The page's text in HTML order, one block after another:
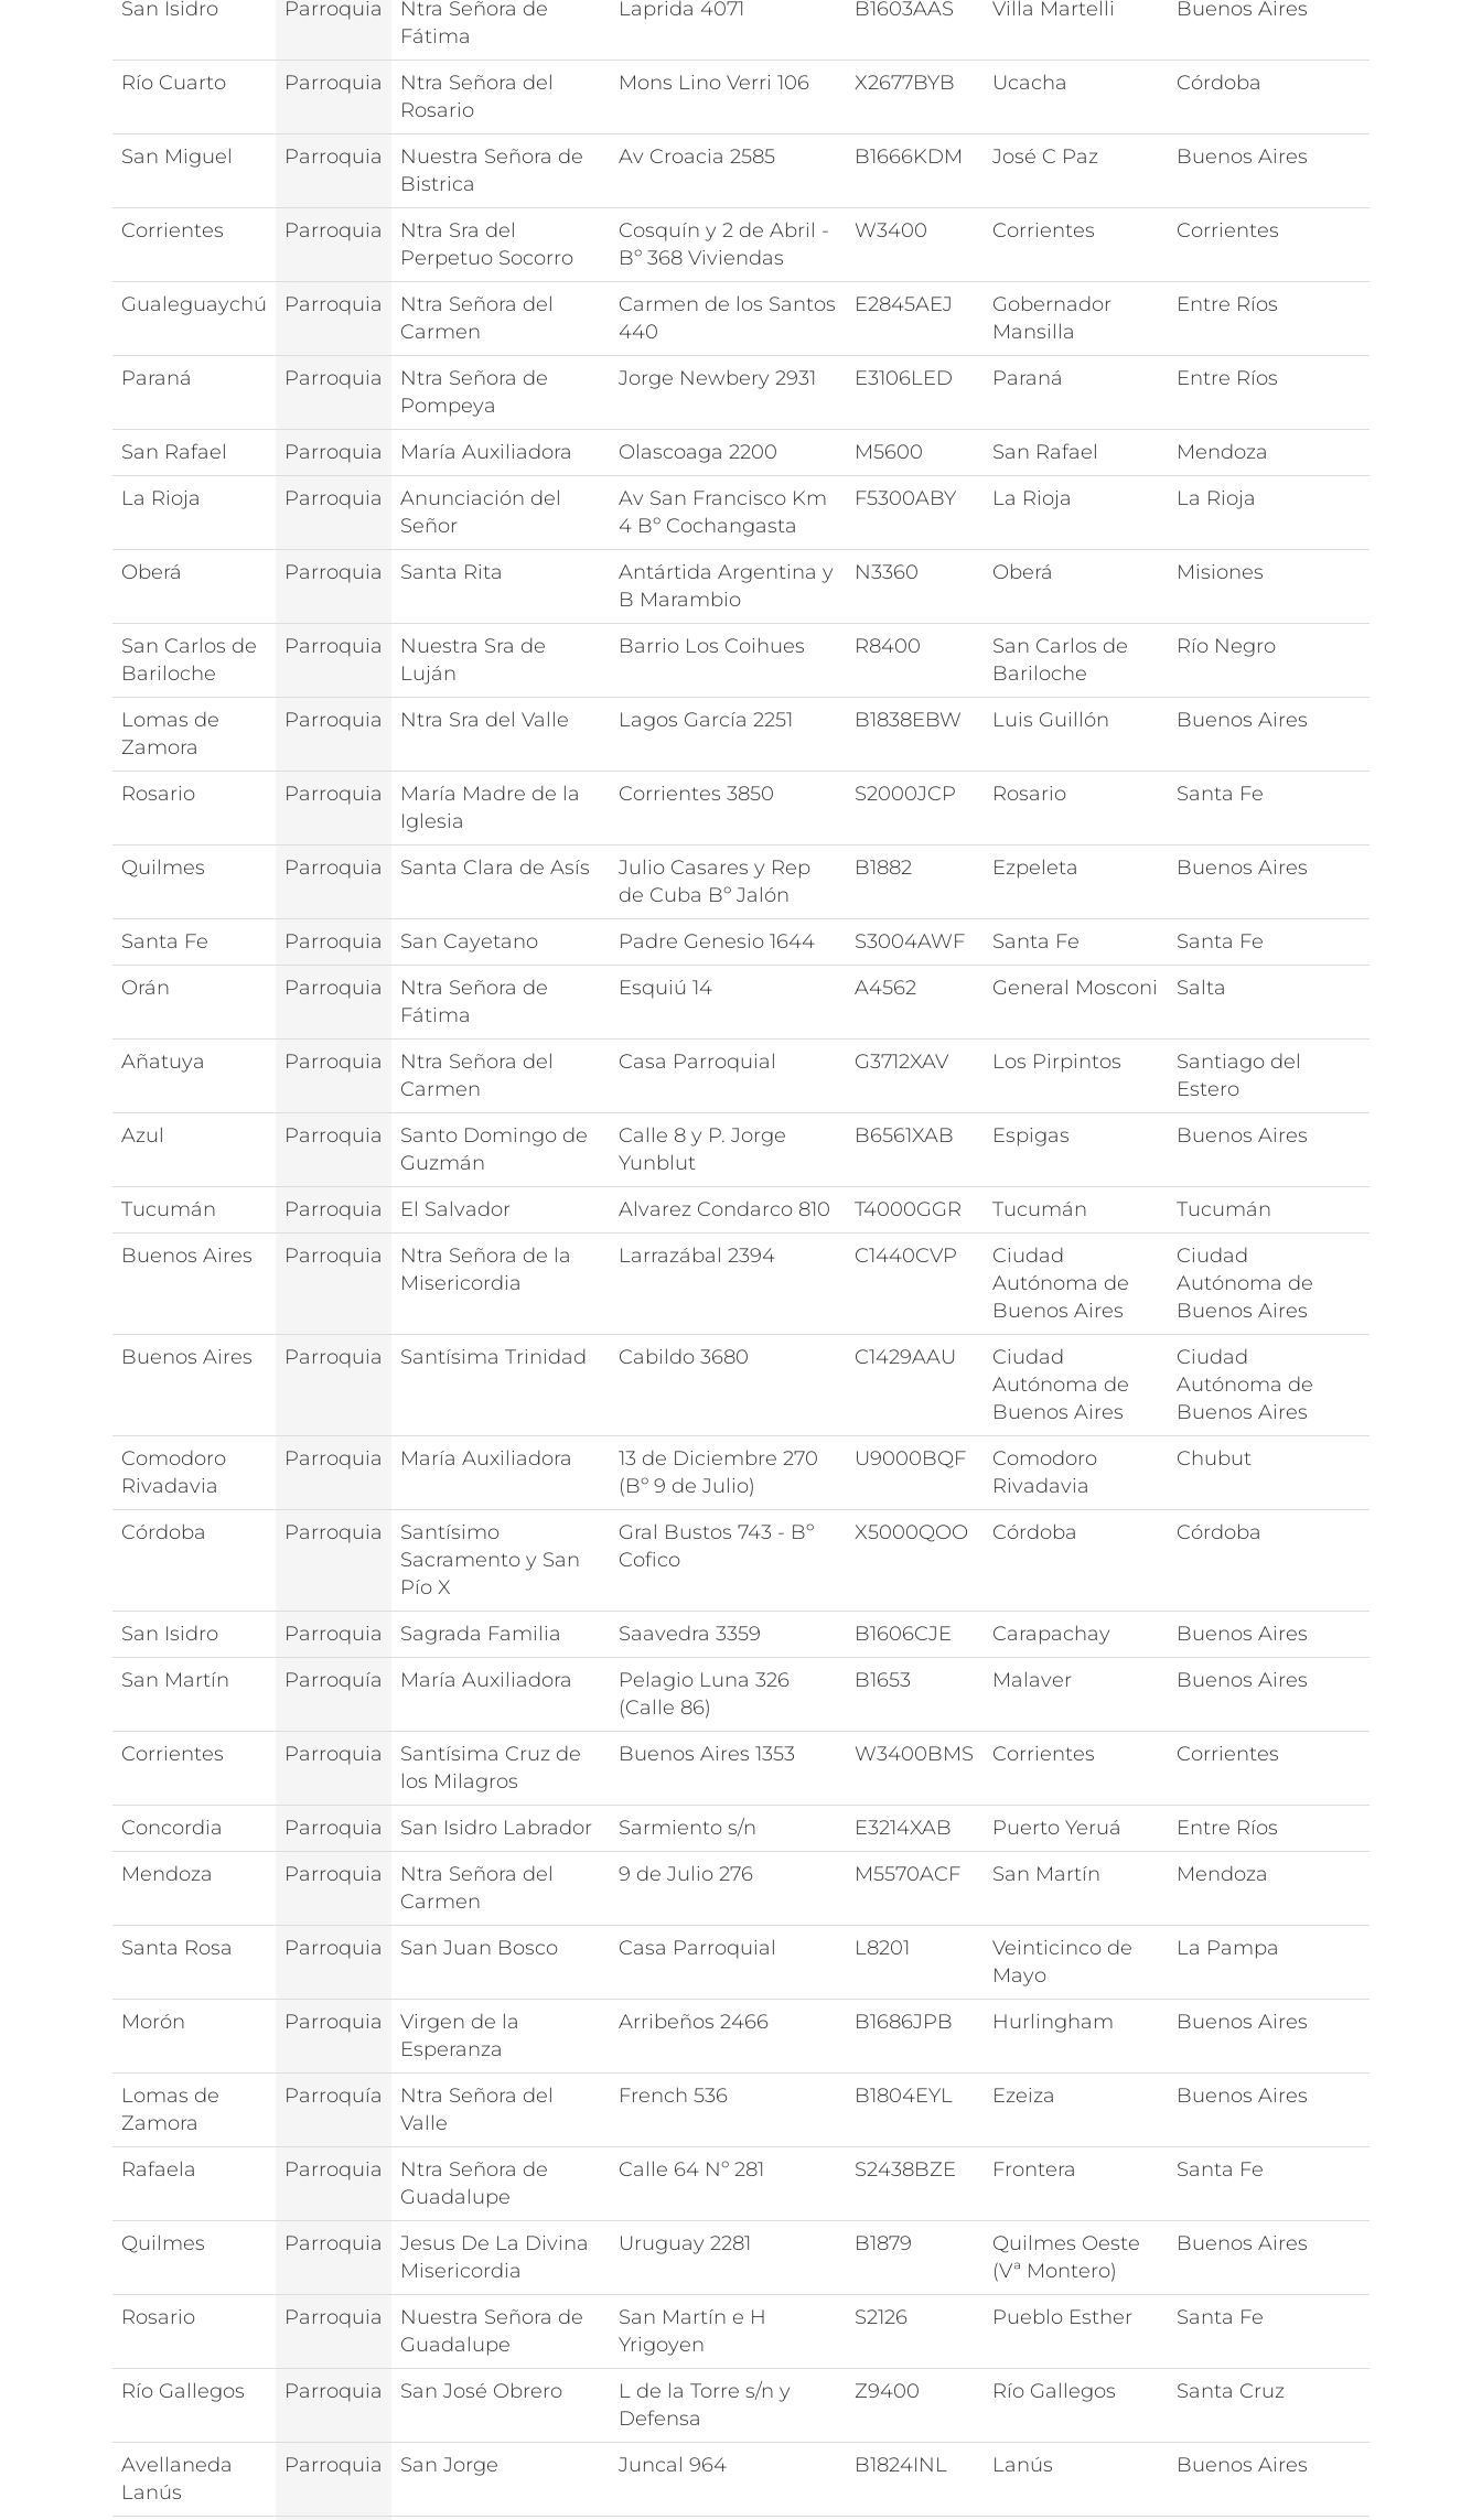
San Isidro Parroquia
Ntra Señora de
Fátima
Laprida 4071 B1603AAS Villa Martelli Buenos Aires
Río Cuarto Parroquia
Ntra Señora del
Rosario
Mons Lino Verri 106 X2677BYB Ucacha Córdoba
San Miguel Parroquia
Nuestra Señora de
Bistrica
Av Croacia 2585 B1666KDM José C Paz Buenos Aires
Corrientes Parroquia
Ntra Sra del
Perpetuo Socorro
Cosquín y 2 de Abril -
Bº 368 Viviendas
W3400 Corrientes Corrientes
Gualeguaychú Parroquia
Ntra Señora del
Carmen
Carmen de los Santos
440
E2845AEJ
Gobernador
Mansilla
Entre Ríos
Paraná Parroquia
Ntra Señora de
Pompeya
Jorge Newbery 2931 E3106LED Paraná Entre Ríos
San Rafael Parroquia María Auxiliadora Olascoaga 2200 M5600 San Rafael
Mendoza
La Rioja
Parroquia
Anunciación del
Señor
Av San Francisco Km
4 Bº Cochangasta
F5300ABY La Rioja La Rioja
Oberá Parroquia Santa Rita
Antártida Argentina y
B Marambio
N3360 Oberá Misiones
San Carlos de
Bariloche
Parroquia
Nuestra Sra de
Luján
Barrio Los Coihues R8400
San Carlos de
Bariloche
Río Negro
Lomas de
Zamora
Parroquia Ntra Sra del Valle Lagos García 2251 B1838EBW Luis Guillón Buenos Aires
Rosario Parroquia
María Madre de la
Iglesia
Corrientes 3850 S2000JCP Rosario Santa Fe
Quilmes Parroquia Santa Clara de Asís
Julio Casares y Rep
de Cuba Bº Jalón
B1882 Ezpeleta Buenos Aires
Santa Fe Parroquia San Cayetano Padre Genesio 1644 S3004AWF Santa Fe
Santa Fe
Orán
Parroquia
Ntra Señora de
Fátima
Esquiú 14 A4562 General Mosconi Salta
Añatuya Parroquia
Ntra Señora del
Carmen
Casa Parroquial G3712XAV Los Pirpintos
Santiago del
Estero
Azul
Parroquia
Santo Domingo de
Guzmán
Calle 8 y P. Jorge
Yunblut
B6561XAB Espigas Buenos Aires
Tucumán Parroquia El Salvador Alvarez Condarco 810 T4000GGR Tucumán
Tucumán
Buenos Aires
Parroquia
Ntra Señora de la
Misericordia
Larrazábal 2394 C1440CVP
Ciudad
Autónoma de
Buenos Aires
Ciudad
Autónoma de
Buenos Aires
Buenos Aires
Parroquia Santísima Trinidad Cabildo 3680 C1429AAU
Ciudad
Autónoma de
Buenos Aires
Ciudad
Autónoma de
Buenos Aires
Comodoro
Rivadavia
Parroquia María Auxiliadora
13 de Diciembre 270
(Bº 9 de Julio)
U9000BQF
Comodoro
Rivadavia
Chubut
Córdoba Parroquia
Santísimo
Sacramento y San
Pío X
Gral Bustos 743 - Bº
Cofico
X5000QOO Córdoba Córdoba
San Isidro Parroquia Sagrada Familia Saavedra 3359 B1606CJE Carapachay
Buenos Aires
San Martín
Parroquía María Auxiliadora
Pelagio Luna 326
(Calle 86)
B1653 Malaver Buenos Aires
Corrientes Parroquia
Santísima Cruz de
los Milagros
Buenos Aires 1353 W3400BMS Corrientes Corrientes
Concordia Parroquia San Isidro Labrador Sarmiento s/n E3214XAB Puerto Yeruá
Entre Ríos
Mendoza
Parroquia
Ntra Señora del
Carmen
9 de Julio 276 M5570ACF San Martín Mendoza
Santa Rosa Parroquia San Juan Bosco Casa Parroquial L8201
Veinticinco de
Mayo
La Pampa
Morón Parroquia
Virgen de la
Esperanza
Arribeños 2466 B1686JPB Hurlingham Buenos Aires
Lomas de
Zamora
Parroquía
Ntra Señora del
Valle
French 536 B1804EYL Ezeiza Buenos Aires
Rafaela Parroquia
Ntra Señora de
Guadalupe
Calle 64 Nº 281 S2438BZE Frontera Santa Fe
Quilmes Parroquia
Jesus De La Divina
Misericordia
Uruguay 2281 B1879
Quilmes Oeste
(Vª Montero)
Buenos Aires
Rosario Parroquia
Nuestra Señora de
Guadalupe
San Martín e H
Yrigoyen
S2126 Pueblo Esther Santa Fe
Río Gallegos Parroquia San José Obrero
L de la Torre s/n y
Defensa
Z9400 Río Gallegos Santa Cruz
Avellaneda
Lanús
Parroquia San Jorge Juncal 964 B1824INL Lanús Buenos Aires